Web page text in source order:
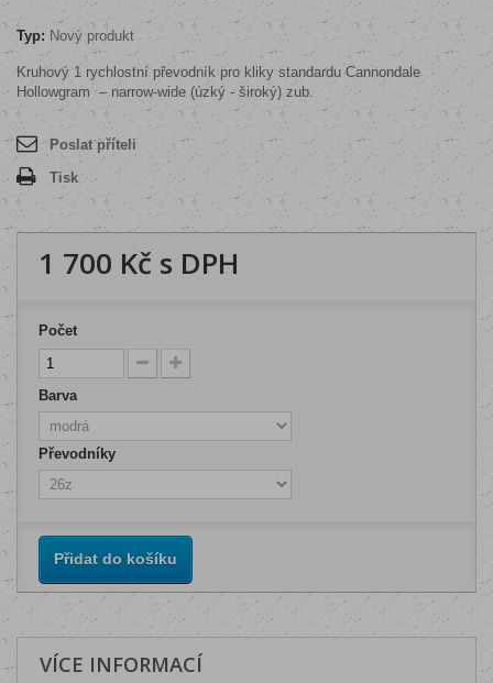
Typ: Nový produkt
Kruhový 1 rychlostní převodník pro kliky standardu Cannondale
Hollowgram – narrow-wide (úzký - široký) zub.
Poslat příteli
Tisk
1 700 Kč s DPH
Počet
Barva
Převodníky
Přidat do košíku
VÍCE INFORMACÍ